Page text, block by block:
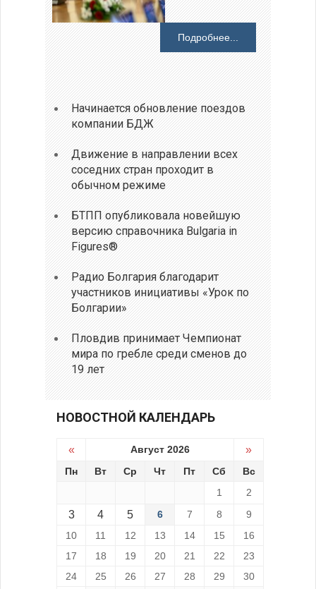
Подробнее...
Начинается обновление поездов
компании БДЖ
Движение в направлении всех
соседних стран проходит в
обычном режиме
БТПП опубликовала новейшую
версию справочника Bulgaria in
Figures®
Радио Болгария благодарит
участников инициативы «Урок по
Болгарии»
Пловдив принимает Чемпионат
мира по гребле среди сменов до
19 лет
НОВОСТНОЙ КАЛЕНДАРЬ
« Август 2026 »
Пн Вт Ср Чт Пт Сб
Вс
1
2
3 4 5 6 7 8
9
10
11 12 13 14 15
16
17
18 19 20 21 22
23
24
25 26 27 28 29 30